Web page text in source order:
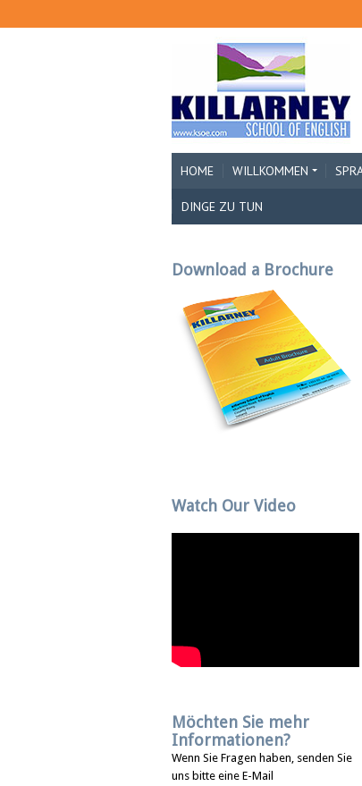
HOME WILLKOMMEN
DINGE ZU TUN
Download a Brochure
Watch Our Video
Möchten Sie mehr
Informationen?
Wenn Sie Fragen haben, senden Sie
uns bitte eine E-Mail